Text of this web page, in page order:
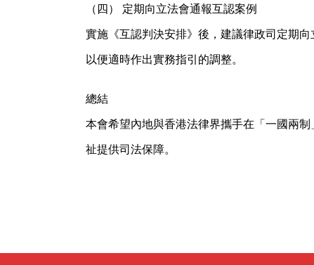
（四） 定期向立法會通報互認案例
實施《互認判決安排》後，建議律政司定期
以便適時作出實務指引的調整。
總結
本會希望內地與香港法律界攜手在「一國兩
祉提供司法保障。